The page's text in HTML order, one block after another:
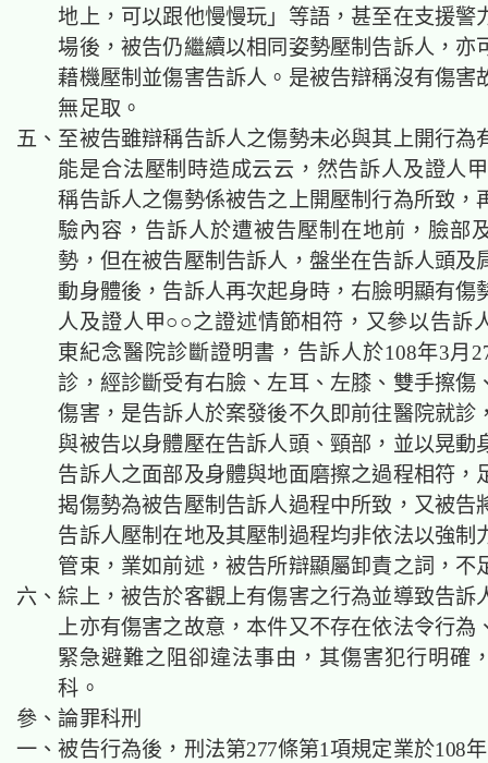
地上，可以跟他慢慢玩」等語，甚至在支援警
場後，被告仍繼續以相同姿勢壓制告訴人，亦
藉機壓制並傷害告訴人。是被告辯稱沒有傷害
無足取。
五、至被告雖辯稱告訴人之傷勢未必與其上開行為
能是合法壓制時造成云云，然告訴人及證人
稱告訴人之傷勢係被告之上開壓制行為所致，
驗內容，告訴人於遭被告壓制在地前，臉部
勢，但在被告壓制告訴人，盤坐在告訴人頭及
動身體後，告訴人再次起身時，右臉明顯有傷
人及證人甲○○之證述情節相符，又參以告訴
東紀念醫院診斷證明書，告訴人於108年3月
診，經診斷受有右臉、左耳、左膝、雙手擦傷
傷害，是告訴人於案發後不久即前往醫院就診
與被告以身體壓在告訴人頭、頸部，並以晃動
告訴人之面部及身體與地面磨擦之過程相符，
揭傷勢為被告壓制告訴人過程中所致，又被告
告訴人壓制在地及其壓制過程均非依法以強制
管束，業如前述，被告所辯顯屬卸責之詞，不
六、綜上，被告於客觀上有傷害之行為並導致告訴
上亦有傷害之故意，本件又不存在依法令行為
緊急避難之阻卻違法事由，其傷害犯行明確
科。
參、論罪科刑
一、被告行為後，刑法第277條第1項規定業於108